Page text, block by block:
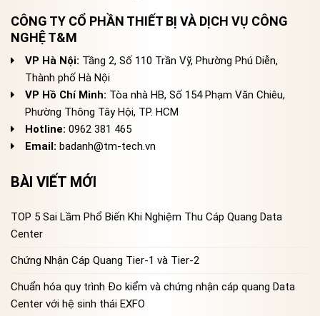
CÔNG TY CỔ PHẦN THIẾT BỊ VÀ DỊCH VỤ CÔNG
NGHỆ T&M
VP Hà Nội: Tầng 2, Số 110 Trần Vỹ, Phường Phú Diễn,
Thành phố Hà Nội
VP Hồ Chí Minh: Tòa nhà HB, Số 154 Phạm Văn Chiêu,
Phường Thông Tây Hội, TP. HCM
Hotline: 0962 381 465
Email: badanh@tm-tech.vn
BÀI VIẾT MỚI
TOP 5 Sai Lầm Phổ Biến Khi Nghiệm Thu Cáp Quang Data
Center
Chứng Nhận Cáp Quang Tier-1 và Tier-2
Chuẩn hóa quy trình Đo kiểm và chứng nhận cáp quang Data
Center với hệ sinh thái EXFO